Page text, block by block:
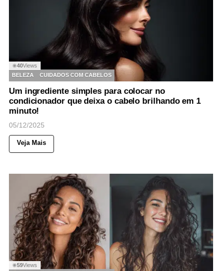
◉40Views
BELEZA
CUIDADOS COM CABELOS
Um ingrediente simples para colocar no
condicionador que deixa o cabelo brilhando em 1
minuto!
05/12/2025
Veja Mais
◉59Views